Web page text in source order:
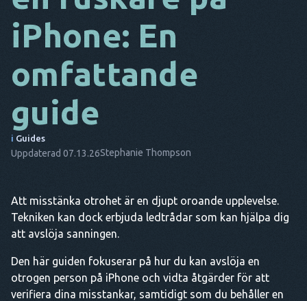
DA
NL
iPhone: En
omfattande
guide
i Guides
Uppdaterad 07.13.26Stephanie Thompson
Att misstänka otrohet är en djupt oroande upplevelse.
Tekniken kan dock erbjuda ledtrådar som kan hjälpa dig
att avslöja sanningen.
Den här guiden fokuserar på hur du kan avslöja en
otrogen person på iPhone och vidta åtgärder för att
verifiera dina misstankar, samtidigt som du behåller en